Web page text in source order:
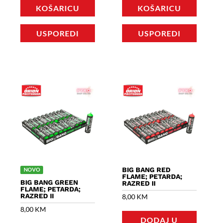
KOŠARICU
USPOREDI
KOŠARICU
USPOREDI
NOVO
BIG BANG GREEN
FLAME; PETARDA;
RAZRED II
8,00 KM
BIG BANG RED
FLAME; PETARDA;
RAZRED II
8,00 KM
DODAJ U